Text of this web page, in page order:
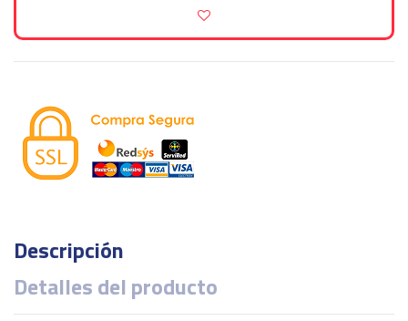
Descripción
Detalles del producto